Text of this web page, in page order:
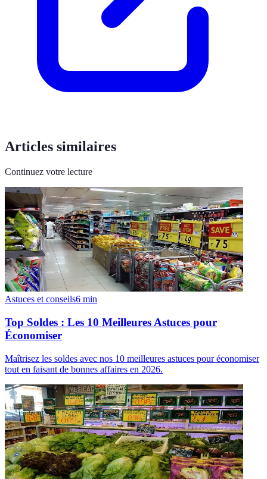
Articles similaires
Continuez votre lecture
Astuces et conseils6 min
Top Soldes : Les 10 Meilleures Astuces pour
Économiser
Maîtrisez les soldes avec nos 10 meilleures astuces pour économiser
tout en faisant de bonnes affaires en 2026.